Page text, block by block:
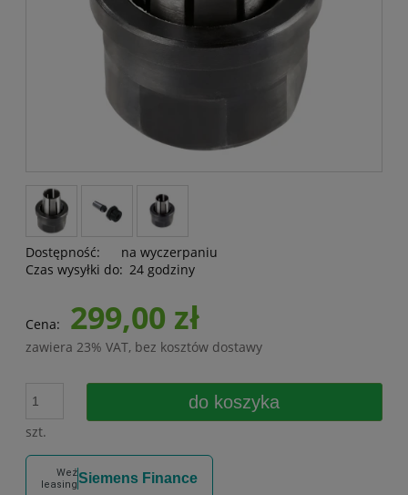
Dostępność:
na wyczerpaniu
Czas wysyłki do: 24 godziny
Cena: 299,00 zł
zawiera 23% VAT, bez kosztów dostawy
szt.
do koszyka
Weź
leasingSiemens Finance